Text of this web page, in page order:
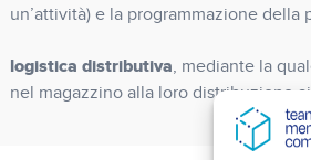
un’attività) e la programmazione
logistica distributiva, mediante la
nel magazzino alla loro distribuzione